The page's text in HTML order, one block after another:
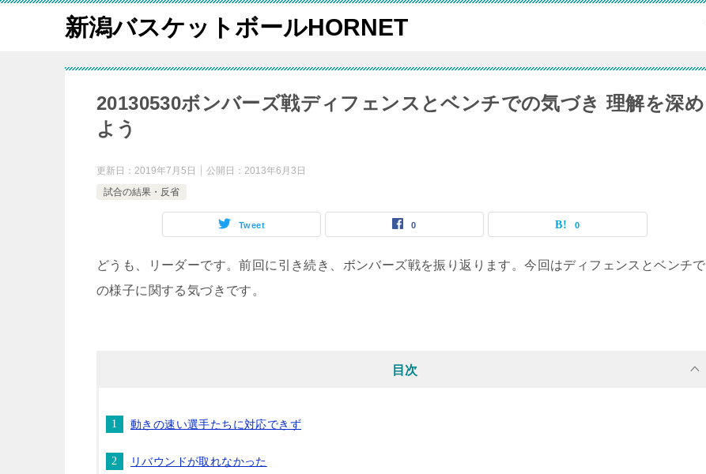
新潟バスケットボールHORNET
20130530ボンバーズ戦ディフェンスとベンチでの気づき 理解を深め
よう
更新日： 2019年7月5日 公開日： 2013年6月3日
試合の結果・反省
Tweet 0 0
どうも、リーダーです。前回に引き続き、ボンバーズ戦を振り返ります。今回はディフェンスとベンチで
の様子に関する気づきです。
目次
動きの速い選手たちに対応できず
リバウンドが取れなかった